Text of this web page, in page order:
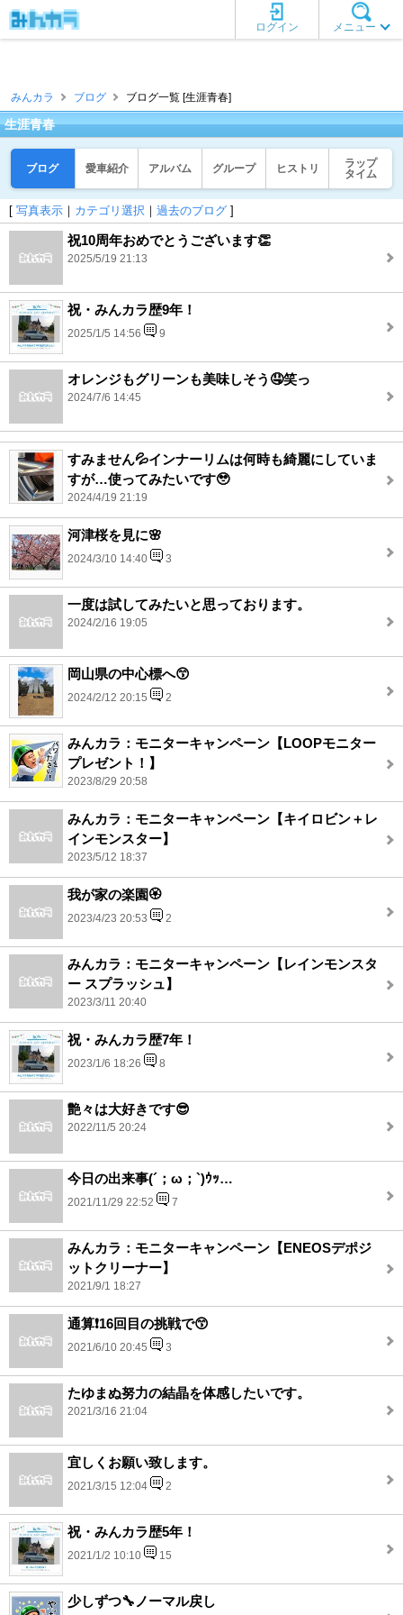
メニュー
ログイン
みんカラ ブログ ブログ一覧 [生涯青春]
生涯青春
ブログ 愛車紹介 アルバム グループ ヒストリ
ラップ
タイム
[ 写真表示 ｜ カテゴリ選択 ｜ 過去のブログ ]
祝10周年おめでとうございます👏
2025/5/19 21:13
祝・みんカラ歴9年！
2025/1/5 14:56 9
オレンジもグリーンも美味しそう🤤笑っ
2024/7/6 14:45
すみません💦インナーリムは何時も綺麗にしていま
すが…使ってみたいです🥹
2024/4/19 21:19
河津桜を見に🌸
2024/3/10 14:40 3
一度は試してみたいと思っております。
2024/2/16 19:05
岡山県の中心標へ😙
2024/2/12 20:15 2
みんカラ：モニターキャンペーン【LOOPモニター
プレゼント！】
2023/8/29 20:58
みんカラ：モニターキャンペーン【キイロビン＋レ
インモンスター】
2023/5/12 18:37
我が家の楽園🏵️
2023/4/23 20:53 2
みんカラ：モニターキャンペーン【レインモンスタ
ー スプラッシュ】
2023/3/11 20:40
祝・みんカラ歴7年！
2023/1/6 18:26 8
艶々は大好きです😎
2022/11/5 20:24
今日の出来事(´；ω；`)ｳｯ…
2021/11/29 22:52 7
みんカラ：モニターキャンペーン【ENEOSデポジ
ットクリーナー】
2021/9/1 18:27
通算❗16回目の挑戦で😙
2021/6/10 20:45 3
たゆまぬ努力の結晶を体感したいです。
2021/3/16 21:04
宜しくお願い致します。
2021/3/15 12:04 2
祝・みんカラ歴5年！
2021/1/2 10:10 15
少しずつ🔧ノーマル戻し